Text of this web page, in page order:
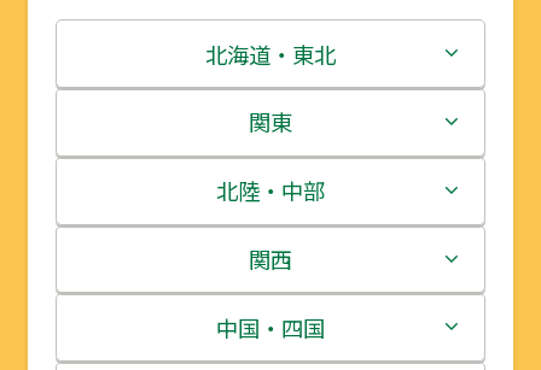
北海道・東北
北海道
青森県
岩手県
宮城県
関東
茨城県
栃木県
群馬県
北陸・中部
新潟県
富山県
関西
三重県
中国・四国